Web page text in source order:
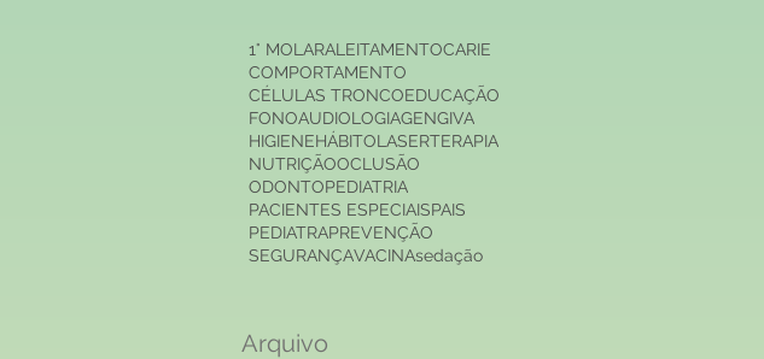
1° MOLARALEITAMENTOCARIE
COMPORTAMENTO
CÉLULAS TRONCOEDUCAÇÃO
FONOAUDIOLOGIAGENGIVA
HIGIENEHÁBITOLASERTERAPIA
NUTRIÇÃOOCLUSÃO
ODONTOPEDIATRIA
PACIENTES ESPECIAISPAIS
PEDIATRAPREVENÇÃO
SEGURANÇAVACINAsedação
Arquivo